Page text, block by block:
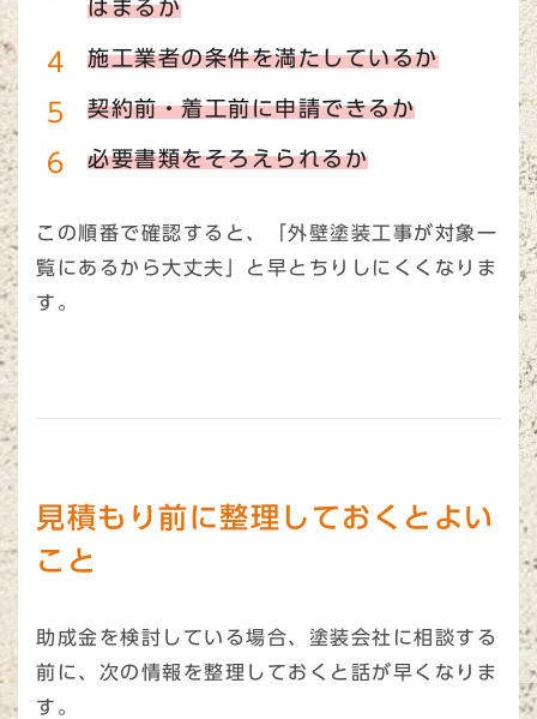
はまるか
施工業者の条件を満たしているか
契約前・着工前に申請できるか
必要書類をそろえられるか
この順番で確認すると、「外壁塗装工事が対象一
覧にあるから大丈夫」と早とちりしにくくなりま
す。
見積もり前に整理しておくとよい
こと
助成金を検討している場合、塗装会社に相談する
前に、次の情報を整理しておくと話が早くなりま
す。